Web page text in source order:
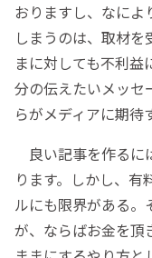
おりますし、なによ
しまうのは、取材
まに対しても不利益
分の伝えたいメッセ
らがメディアに期待
良い記事を作るに
ります。しかし、
ルにも限界がある。
が、ならばお金を頂